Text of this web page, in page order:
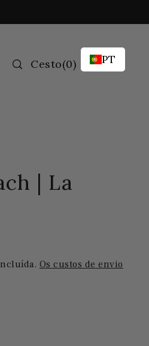
Cesto(0) PT
| La
Os custos de envio